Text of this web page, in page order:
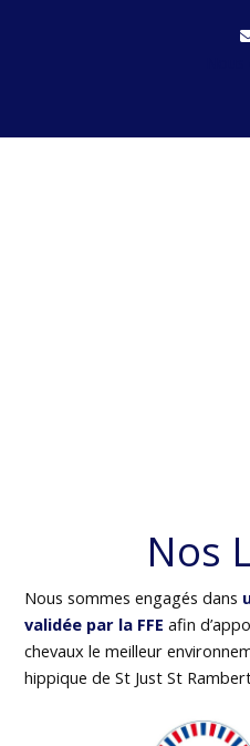
Nos
Nous sommes engagés dans
validée par la FFE afin
chevaux le meilleur
hippique de St Just St